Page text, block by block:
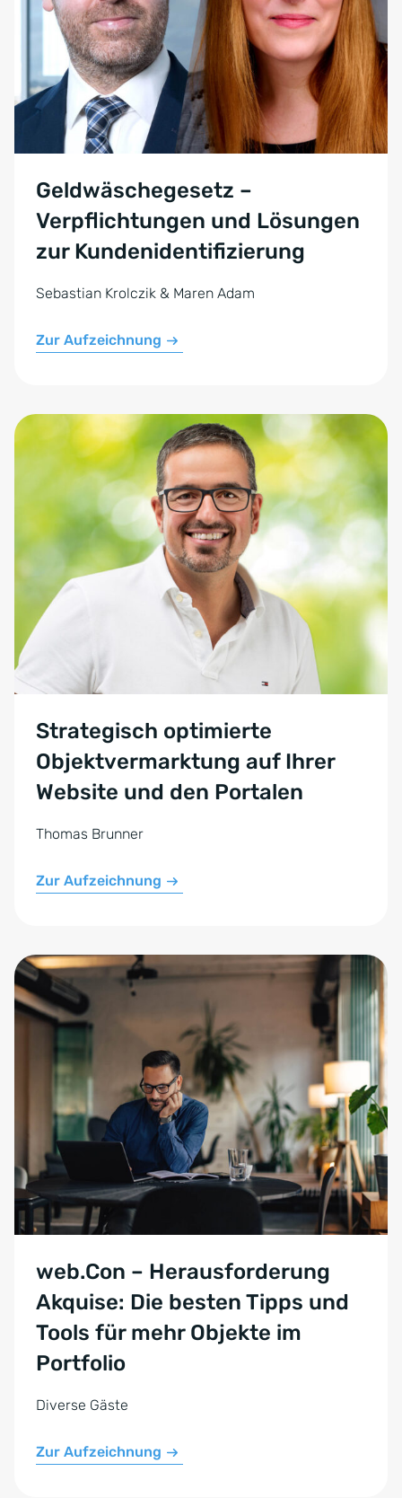
Geldwäschegesetz –
Verpflichtungen und Lösungen
zur Kundenidentifizierung
Sebastian Krolczik & Maren Adam
Zur Aufzeichnung
Strategisch optimierte
Objektvermarktung auf Ihrer
Website und den Portalen
Thomas Brunner
Zur Aufzeichnung
web.Con – Herausforderung
Akquise: Die besten Tipps und
Tools für mehr Objekte im
Portfolio
Diverse Gäste
Zur Aufzeichnung